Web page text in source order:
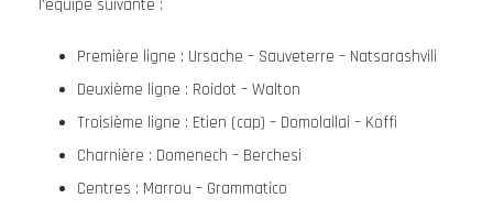
l’équipe suivante :
Première ligne : Ursache – Sauveterre – Natsarashvili
Deuxième ligne : Roidot – Walton
Troisième ligne : Etien (cap) – Domolailai – Koffi
Charnière : Domenech – Berchesi
Centres : Marrou – Grammatico